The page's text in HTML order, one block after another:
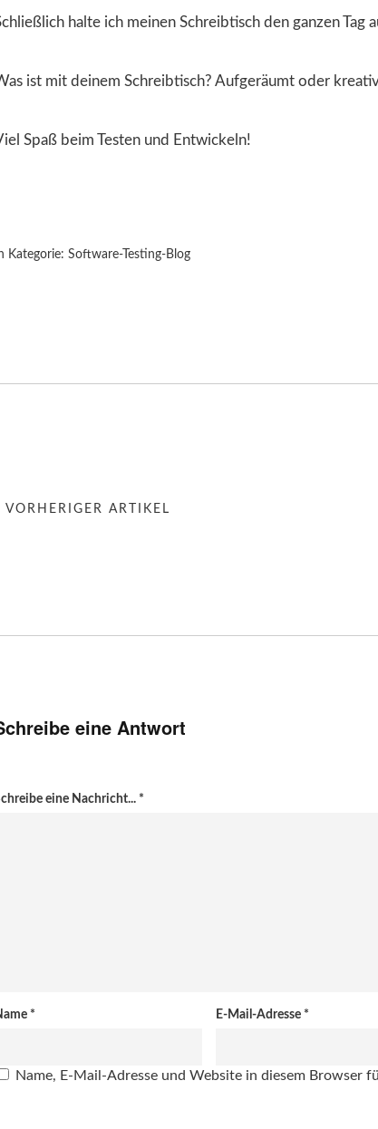
halte ich meinen Schreibtisch den ganzen Tag
ist mit deinem Schreibtisch? Aufgeräumt oder
Spaß beim Testen und Entwickeln!
Kategorie: Software-Testing-Blog
VORHERIGER ARTIKEL
eine Antwort
eine Nachricht... *
* E-Mail-Adresse *
Name, E-Mail-Adresse und Website in diesem Browser